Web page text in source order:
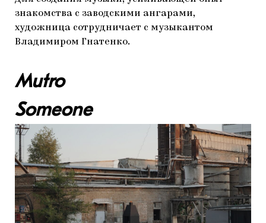
знакомства с заводскими ангарами,
художница сотрудничает с музыкантом
Владимиром Гнатенко.
Mutro
Someone